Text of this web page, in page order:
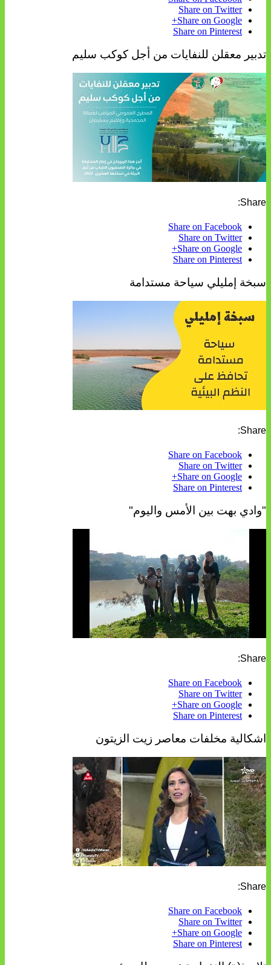
Share on Twitter
Share on Google+
Share on Pinterest
تدبير معقلن للنفايات من أجل كوكب سليم
Share:
Share on Facebook
Share on Twitter
Share on Google+
Share on Pinterest
سبخة إمليلي سياحة مستدامة
Share:
Share on Facebook
Share on Twitter
Share on Google+
Share on Pinterest
"وادي بهت بين الأمس واليوم"
Share:
Share on Facebook
Share on Twitter
Share on Google+
Share on Pinterest
اشكالية مخلفات معاصر زيت الزيتون
Share:
Share on Facebook
Share on Twitter
Share on Google+
Share on Pinterest